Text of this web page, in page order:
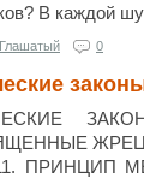
В каждой
0
ПРИНЦИП